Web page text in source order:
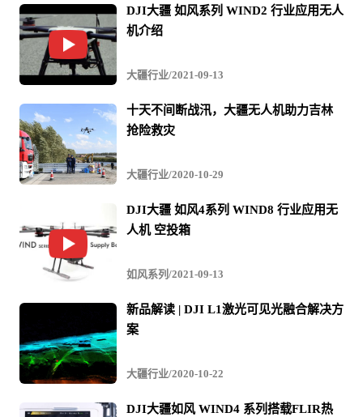
修更加及时、精准、高效。
众芯汉创发言代表指出电网无人机应用要朝着信息化、自
动化、智能化迈进，集成关键业务环节，全专业设备全周
期管控，融合创新巡检模式，力求消灭信息孤岛、提高数
据标准化程度、提升运维效率。他提出了信息化、自动
化、智能化的建设思路。
大疆行业应用解决方案经理 张维维
会议过程中，大疆行业应用发言代表重点介绍了行业无人
DJI大疆 如风系列 WIND2 行业应用无人
机介绍
大疆行业/2021-09-13
十天不间断战汛，大疆无人机助力吉林
抢险救灾
大疆行业/2020-10-29
DJI大疆 如风4系列 WIND8 行业应用无
人机 空投箱
如风系列/2021-09-13
新品解读 | DJI L1激光可见光融合解决方
案
大疆行业/2020-10-22
DJI大疆如风 WIND4 系列搭载FLIR热